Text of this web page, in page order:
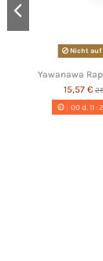
Nicht auf
Yawanawa
15,57 €
00d. 11: